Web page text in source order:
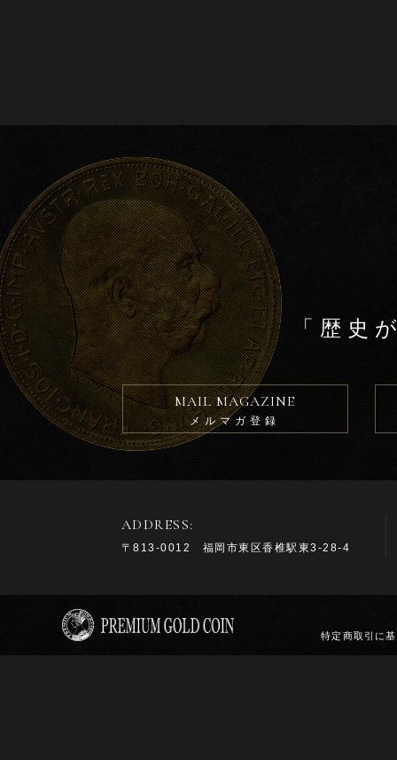
o
「歴史
MAIL MAGAZINE
メルマガ登録
ADDRESS:
〒813-0012 福岡市東区香椎駅東3-28-4
特定商取引に